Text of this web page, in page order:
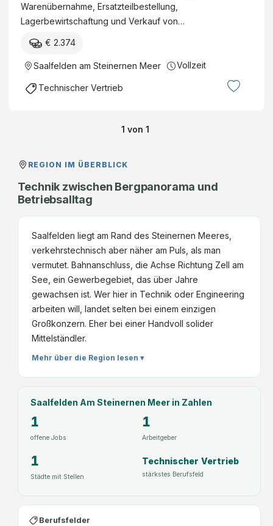
Warenübernahme, Ersatzteilbestellung,
Lagerbewirtschaftung und Verkauf von…
€ 2.374
Saalfelden am Steinernen Meer Vollzeit
Technischer Vertrieb
1 von 1
REGION IM ÜBERBLICK
Technik zwischen Bergpanorama und
Betriebsalltag
Saalfelden liegt am Rand des Steinernen Meeres,
verkehrstechnisch aber näher am Puls, als man
vermutet. Bahnanschluss, die Achse Richtung Zell am
See, ein Gewerbegebiet, das über Jahre
gewachsen ist. Wer hier in Technik oder Engineering
arbeiten will, landet selten bei einem einzigen
Großkonzern. Eher bei einer Handvoll solider
Mittelständler.
Mehr über die Region lesen ▾
Saalfelden Am Steinernen Meerin Zahlen
1
offene Jobs
1
Arbeitgeber
1
Städte mit Stellen
Technischer Vertrieb
stärkstes Berufsfeld
Berufsfelder